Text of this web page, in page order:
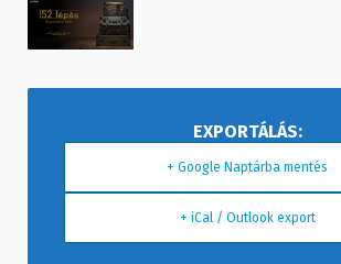
+ Google Naptárba mentés
+ iCal / Outlook export